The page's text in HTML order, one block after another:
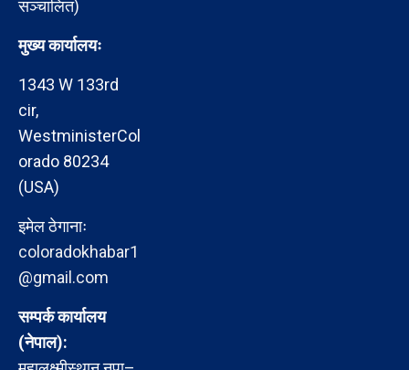
सञ्चालित)
मुख्य कार्यालयः
1343 W 133rd
cir,
WestministerCol
orado 80234
(USA)
इमेल ठेगानाः
coloradokhabar1
@gmail.com
सम्पर्क कार्यालय
(नेपाल):